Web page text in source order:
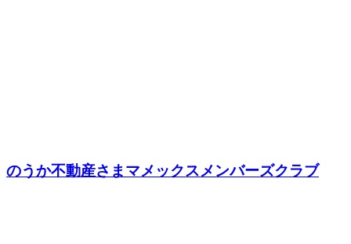
のうか不動産さまマメックスメンバーズクラブ